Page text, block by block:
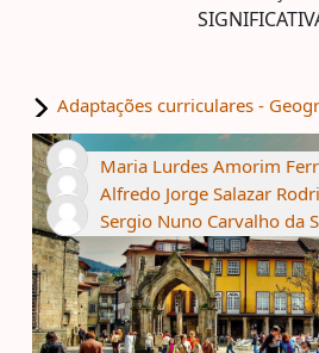
Adaptações curriculares -
Maria Lurdes Amorim
Alfredo Jorge Salazar
Sergio Nuno Carvalho da